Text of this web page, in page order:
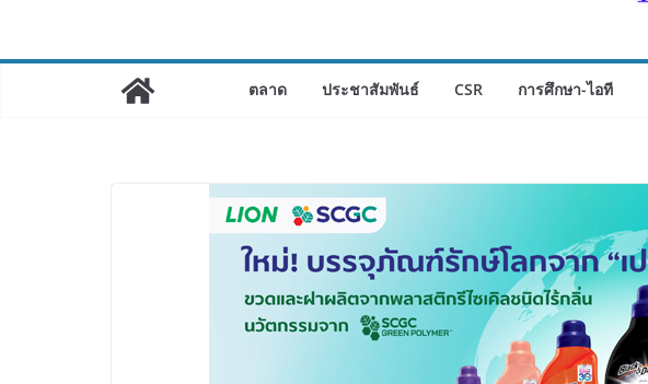
ประกวดอัตลักษณ์อาหารภูมิภาค “รสถิ่น
ไทย” เฟ้นหาเมนูต้นตำรับ 4 ภูมิภาค ดัน
Soft Power สู่ระดับโลก
อย่างยั่งยืน
ตลาด ประชาสัมพันธ์ CSR การศึกษา-ไอที